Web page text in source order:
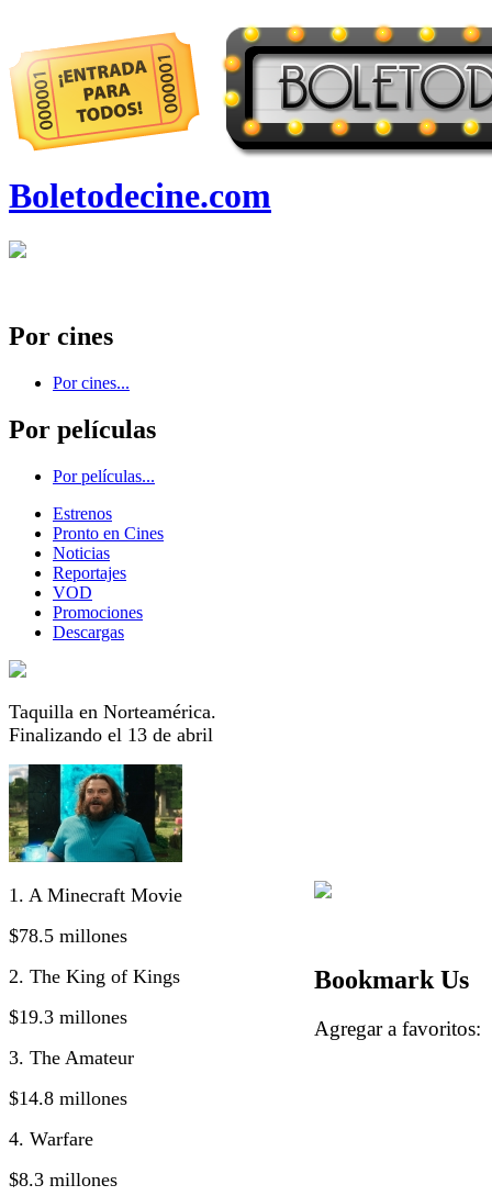
Boletodecine.com
Por cines
Por cines...
Por películas
Por películas...
Estrenos
Pronto en Cines
Noticias
Reportajes
VOD
Promociones
Descargas
Taquilla en Norteamérica.
Finalizando el 13 de abril
1. A Minecraft Movie
$78.5 millones
2. The King of Kings
$19.3 millones
3. The Amateur
$14.8 millones
4. Warfare
$8.3 millones
Bookmark Us
Agregar a